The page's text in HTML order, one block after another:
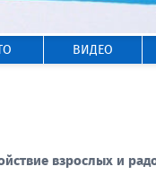
ВИДЕО
взрослых и